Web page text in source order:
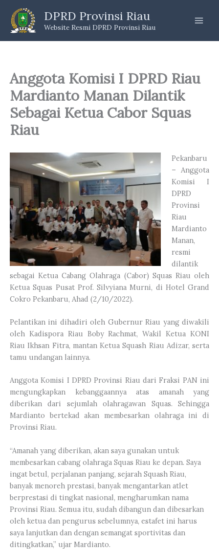
content
DPRD Provinsi Riau
Website Resmi DPRD Provinsi Riau
Anggota Komisi I DPRD Riau
Mardianto Manan Dilantik
Sebagai Ketua Cabor Squas
Riau
Pekanbaru
– Anggota
Komisi I
DPRD
Provinsi
Riau
Mardianto
Manan,
resmi
dilantik
sebagai Ketua Cabang Olahraga (Cabor) Squas Riau oleh
Ketua Squas Pusat Prof. Silvyiana Murni, di Hotel Grand
Cokro Pekanbaru, Ahad (2/10/2022).
Pelantikan ini dihadiri oleh Gubernur Riau yang diwakili
oleh Kadispora Riau Boby Rachmat, Wakil Ketua KONI
Riau Ikhsan Fitra, mantan Ketua Squash Riau Adizar, serta
tamu undangan lainnya.
Anggota Komisi I DPRD Provinsi Riau dari Fraksi PAN ini
mengungkapkan kebanggaannya atas amanah yang
diberikan dari sejumlah olahragawan Squas. Sehingga
Mardianto bertekad akan membesarkan olahraga ini di
Provinsi Riau.
“Amanah yang diberikan, akan saya gunakan untuk
membesarkan cabang olahraga Squas Riau ke depan. Saya
ingat betul, perjalanan panjang, sejarah Squash Riau,
banyak menoreh prestasi, banyak mengantarkan atlet
berprestasi di tingkat nasional, mengharumkan nama
Provinsi Riau. Semua itu, sudah dibangun dan dibesarkan
oleh ketua dan pengurus sebelumnya, estafet ini harus
saya lanjutkan dan dengan semangat sportivitas dan
ditingkatkan,” ujar Mardianto.